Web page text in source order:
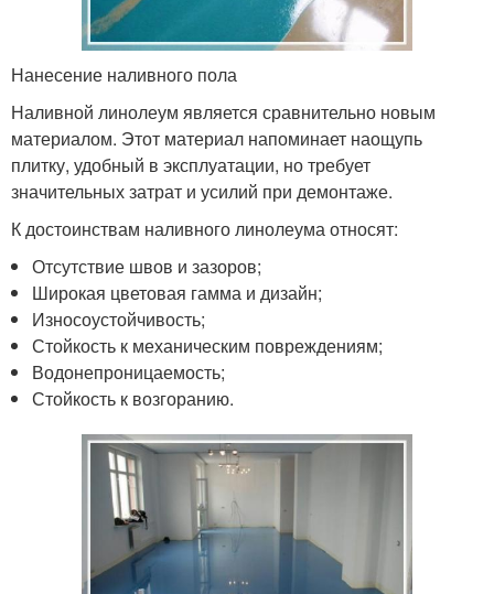
Нанесение наливного пола
Наливной линолеум является сравнительно новым
материалом. Этот материал напоминает наощупь
плитку, удобный в эксплуатации, но требует
значительных затрат и усилий при демонтаже.
К достоинствам наливного линолеума относят:
Отсутствие швов и зазоров;
Широкая цветовая гамма и дизайн;
Износоустойчивость;
Стойкость к механическим повреждениям;
Водонепроницаемость;
Стойкость к возгоранию.